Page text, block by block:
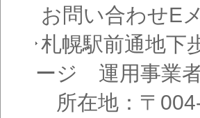
お問い合わせE
札幌駅前通地下
ージ 運用事業
所在地：〒